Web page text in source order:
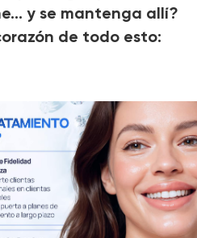
y se mantenga allí?
de todo esto: